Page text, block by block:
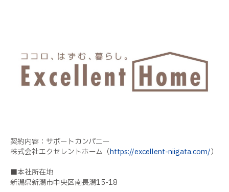
契約内容：サポートカンパニー
株式会社エクセレントホーム（https://excellent-niigata.com/）
■本社所在地
新潟県新潟市中央区南長潟15-18